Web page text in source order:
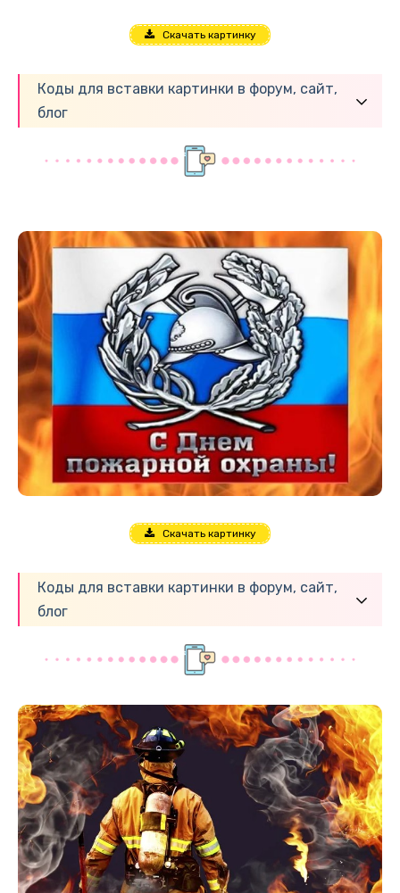
Скачать картинку
Коды для вставки картинки в форум, сайт,
блог
Скачать картинку
Коды для вставки картинки в форум, сайт,
блог